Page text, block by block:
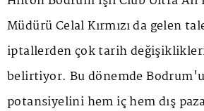
Müdürü Celal Kırmızı da gelen
iptallerden çok tarih
belirtiyor. Bu dönemde
potansiyelini hem iç hem dış